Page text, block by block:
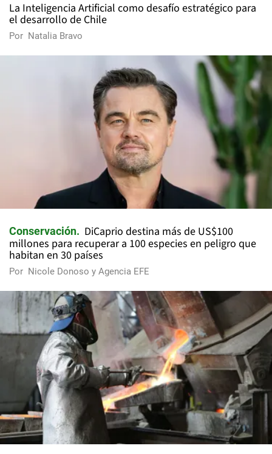
La Inteligencia Artificial como desafío estratégico para
el desarrollo de Chile
Por Natalia Bravo
Conservación
DiCaprio destina más de US$100
millones para recuperar a 100 especies en peligro que
habitan en 30 países
Por Nicole Donoso y Agencia EFE